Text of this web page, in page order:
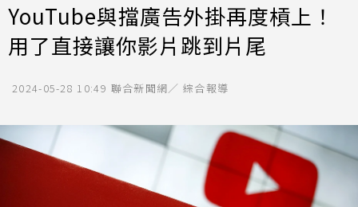
YouTube與擋廣告外掛再度槓上！
用了直接讓你影片跳到片尾
2024-05-28 10:49 聯合新聞網／ 綜合報導